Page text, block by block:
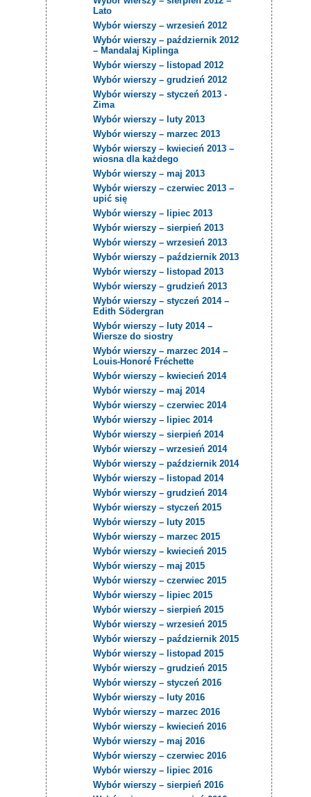
Lato
Wybór wierszy – wrzesień 2012
Wybór wierszy – październik 2012
– Mandalaj Kiplinga
Wybór wierszy – listopad 2012
Wybór wierszy – grudzień 2012
Wybór wierszy – styczeń 2013 -
Zima
Wybór wierszy – luty 2013
Wybór wierszy – marzec 2013
Wybór wierszy – kwiecień 2013 –
wiosna dla każdego
Wybór wierszy – maj 2013
Wybór wierszy – czerwiec 2013 –
upić się
Wybór wierszy – lipiec 2013
Wybór wierszy – sierpień 2013
Wybór wierszy – wrzesień 2013
Wybór wierszy – październik 2013
Wybór wierszy – listopad 2013
Wybór wierszy – grudzień 2013
Wybór wierszy – styczeń 2014 –
Edith Södergran
Wybór wierszy – luty 2014 –
Wiersze do siostry
Wybór wierszy – marzec 2014 –
Louis-Honoré Fréchette
Wybór wierszy – kwiecień 2014
Wybór wierszy – maj 2014
Wybór wierszy – czerwiec 2014
Wybór wierszy – lipiec 2014
Wybór wierszy – sierpień 2014
Wybór wierszy – wrzesień 2014
Wybór wierszy – październik 2014
Wybór wierszy – listopad 2014
Wybór wierszy – grudzień 2014
Wybór wierszy – styczeń 2015
Wybór wierszy – luty 2015
Wybór wierszy – marzec 2015
Wybór wierszy – kwiecień 2015
Wybór wierszy – maj 2015
Wybór wierszy – czerwiec 2015
Wybór wierszy – lipiec 2015
Wybór wierszy – sierpień 2015
Wybór wierszy – wrzesień 2015
Wybór wierszy – październik 2015
Wybór wierszy – listopad 2015
Wybór wierszy – grudzień 2015
Wybór wierszy – styczeń 2016
Wybór wierszy – luty 2016
Wybór wierszy – marzec 2016
Wybór wierszy – kwiecień 2016
Wybór wierszy – maj 2016
Wybór wierszy – czerwiec 2016
Wybór wierszy – lipiec 2016
Wybór wierszy – sierpień 2016